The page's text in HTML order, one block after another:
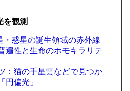
を観測
・惑星の誕生領域の赤外線
遍性と生命のホモキラリテ
：猫の手星雲などで見つか
円偏光」